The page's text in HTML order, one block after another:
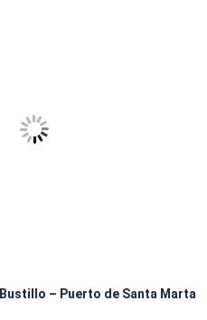
– Puerto de Santa Marta